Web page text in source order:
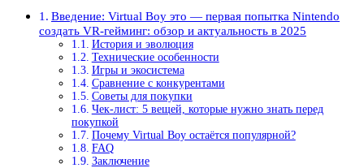
Введение: Virtual Boy это — первая попытка Nintendo
создать VR-гейминг: обзор и актуальность в 2025
История и эволюция
Технические особенности
Игры и экосистема
Сравнение с конкурентами
Советы для покупки
Чек-лист: 5 вещей, которые нужно знать перед
покупкой
Почему Virtual Boy остаётся популярной?
FAQ
Заключение